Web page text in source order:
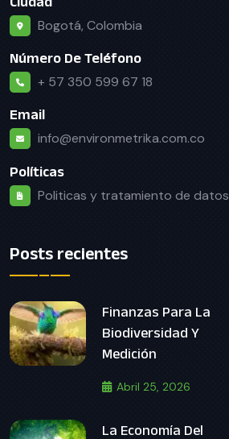
Bogotá, Colombia
Número De Teléfono
+ 57 350 599 67 18
Email
info@environmetrika.com.co
Políticas
Politicas y tratamiento de datos
Posts recientes
Finanzas Para La
Biodiversidad Y
Medición
Abril 25, 2026
La Economía Del